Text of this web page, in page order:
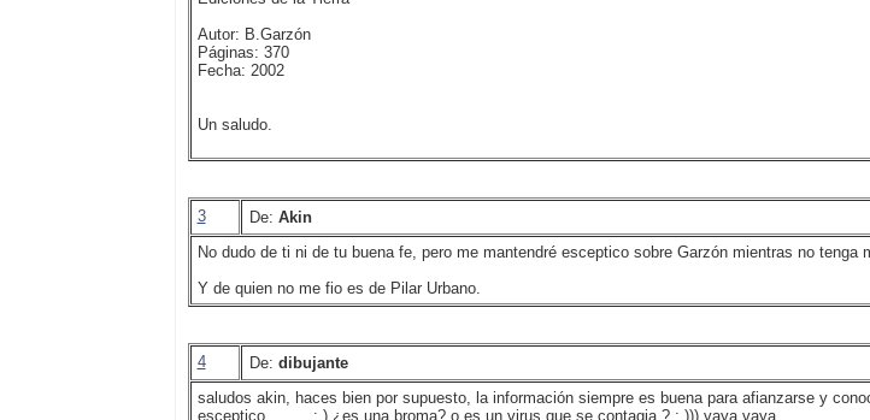
Autor: B.Garzón
Páginas: 370
Fecha: 2002
Un saludo.
3 De: Akin
No dudo de ti ni de tu buena fe, pero me mantendré esceptico sobre Garzón mientras no tenga
Y de quien no me fio es de Pilar Urbano.
4 De: dibujante
saludos akin, haces bien por supuesto, la información siempre es buena para afianzarse y
esceptico......... : ) ¿es una broma? o es un virus que se contagia ? : ))) vaya vaya